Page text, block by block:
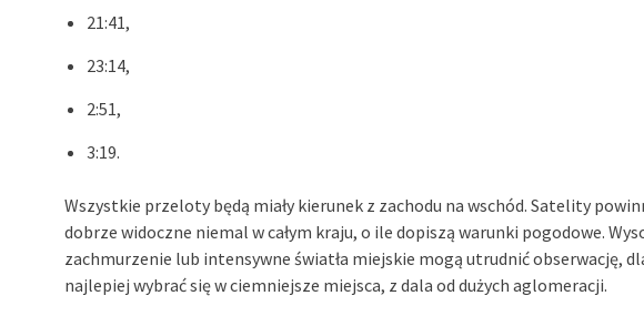
21:41,
23:14,
2:51,
3:19.
Wszystkie przeloty będą miały kierunek z zachodu na wschód. Satelity
dobrze widoczne niemal w całym kraju, o ile dopiszą warunki pogodowe.
zachmurzenie lub intensywne światła miejskie mogą utrudnić obserwację,
najlepiej wybrać się w ciemniejsze miejsca, z dala od dużych aglomeracji.